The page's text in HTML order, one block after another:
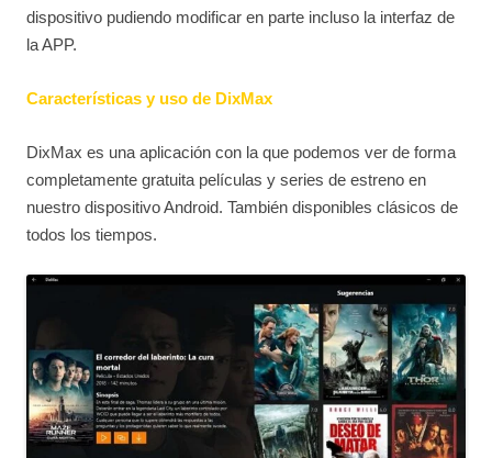
dispositivo pudiendo modificar en parte incluso la interfaz de
la APP.
Características y uso de DixMax
DixMax es una aplicación con la que podemos ver de forma
completamente gratuita películas y series de estreno en
nuestro dispositivo Android. También disponibles clásicos de
todos los tiempos.